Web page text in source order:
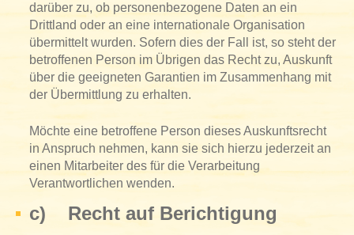
darüber zu, ob personenbezogene Daten an ein
Drittland oder an eine internationale Organisation
übermittelt wurden. Sofern dies der Fall ist, so steht der
betroffenen Person im Übrigen das Recht zu, Auskunft
über die geeigneten Garantien im Zusammenhang mit
der Übermittlung zu erhalten.
Möchte eine betroffene Person dieses Auskunftsrecht
in Anspruch nehmen, kann sie sich hierzu jederzeit an
einen Mitarbeiter des für die Verarbeitung
Verantwortlichen wenden.
c) Recht auf Berichtigung